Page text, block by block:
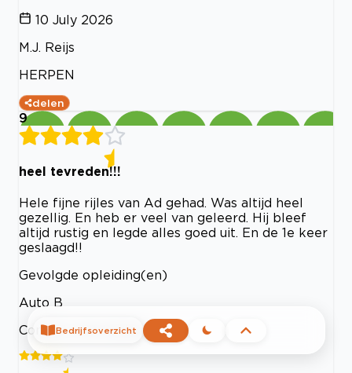
10 July 2026
M.J. Reijs
HERPEN
delen
9
heel tevreden!!!
Hele fijne rijles van Ad gehad. Was altijd heel
gezellig. En heb er veel van geleerd. Hij bleef
altijd rustig en legde alles goed uit. En de 1e keer
geslaagd!!
Gevolgde opleiding(en)
Auto B
Contact met kantoor
Bedrijfsoverzicht